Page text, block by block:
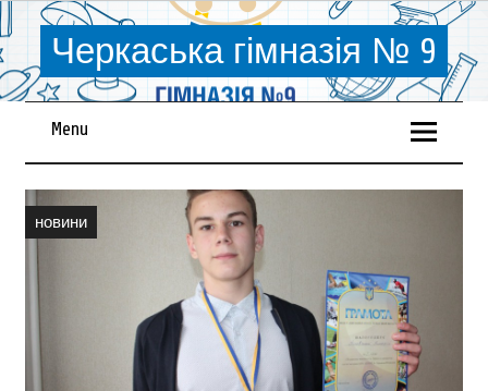
Черкаська гімназія № 9
Menu
новини